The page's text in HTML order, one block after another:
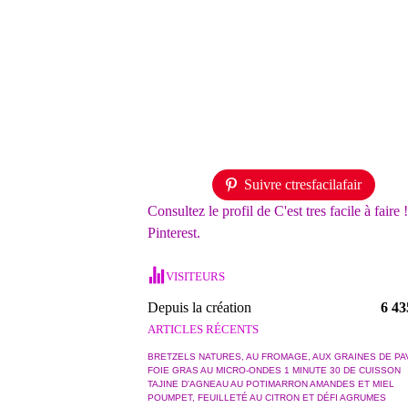
Suivre ctresfacilafair
Consultez le profil de C'est tres facile à faire
Pinterest.
VISITEURS
Depuis la création 6
ARTICLES RÉCENTS
BRETZELS NATURES, AU FROMAGE, AUX GRAINES DE
FOIE GRAS AU MICRO-ONDES 1 MINUTE 30 DE CUISSON
TAJINE D'AGNEAU AU POTIMARRON AMANDES ET MIEL
POUMPET, FEUILLETÉ AU CITRON ET DÉFI AGRUMES